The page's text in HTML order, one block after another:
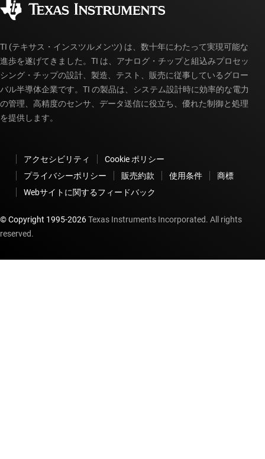
myTI アカウントの FAQ
TI (テキサス・インスツルメンツ) は、数十年にわたって実現可能な
進歩を遂げてきました。TI は、アナログ・チップと組込みプロセッ
シング・チップの設計、製造、テスト、販売に従事しているグロー
バル半導体企業です。TI の製品は、システム設計時に効率的な電力
の管理、高精度のセンサ、データ送信に役立ち、優れた制御と処理
を提供します。
アクセシビリティ
Cookie ポリシー
プライバシーポリシー
販売約款 使用条件
商標
Webサイトに関するフィードバック
© Copyright 1995-2026Texas Instruments Incorporated. All rights
reserved.